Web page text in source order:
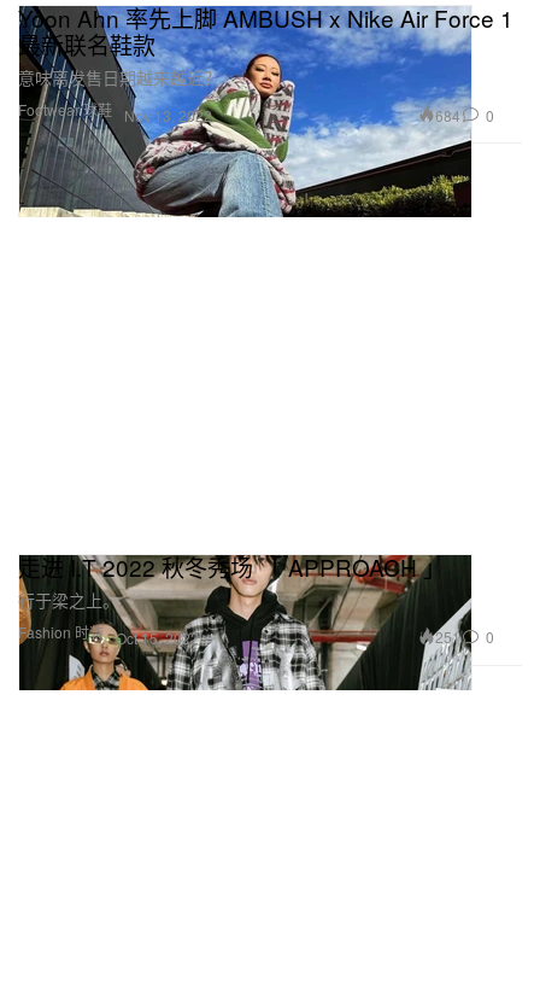
Footwear 球鞋
Yoon Ahn 率先上脚 AMBUSH x Nike Air Force 1
最新联名鞋款
意味离发售日期越来越近？
Nov 13, 2022 684 0
Fashion 时装
走进 I.T 2022 秋冬秀场 「 APPROACH 」
行于梁之上。
Oct 15, 2022 251 0